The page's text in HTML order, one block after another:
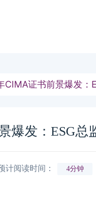
CIMA证书前景爆发：
爆发：ESG总
计阅读时间： 4分钟